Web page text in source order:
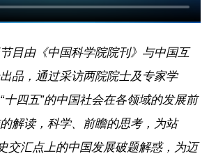
节目由《中国科学院院刊》与中国互
品，通过采访两院院士及专家学
十四五”的中国社会在各领域的发展前
解读，科学、前瞻的思考，为站
交汇点上的中国发展破题解惑，为迈